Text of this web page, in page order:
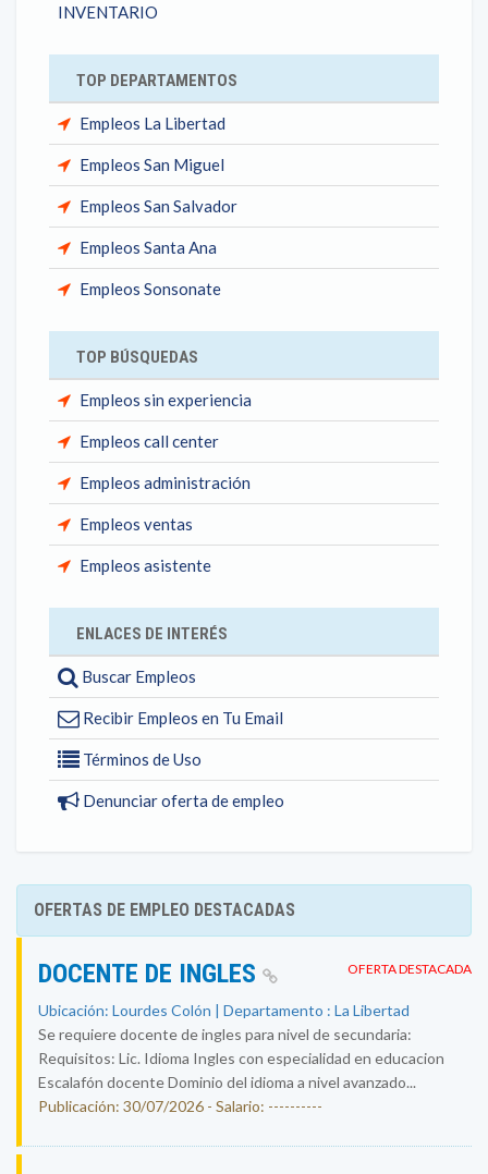
INVENTARIO
TOP DEPARTAMENTOS
Empleos La Libertad
Empleos San Miguel
Empleos San Salvador
Empleos Santa Ana
Empleos Sonsonate
TOP BÚSQUEDAS
Empleos sin experiencia
Empleos call center
Empleos administración
Empleos ventas
Empleos asistente
ENLACES DE INTERÉS
Buscar Empleos
Recibir Empleos en Tu Email
Términos de Uso
Denunciar oferta de empleo
OFERTAS DE EMPLEO DESTACADAS
OFERTA DESTACADA
DOCENTE DE INGLES
Ubicación: Lourdes Colón | Departamento : La Libertad
Se requiere docente de ingles para nivel de secundaria:
Requisitos: Lic. Idioma Ingles con especialidad en educacion
Escalafón docente Dominio del idioma a nivel avanzado...
Publicación: 30/07/2026 - Salario: ----------